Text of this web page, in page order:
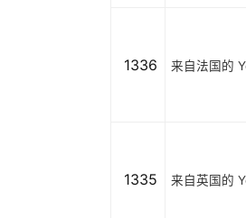
1336 来自法国的
1335 来自英国的